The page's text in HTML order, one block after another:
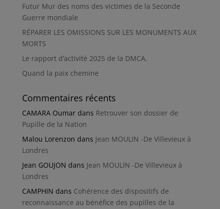
Futur Mur des noms des victimes de la Seconde
Guerre mondiale
RÉPARER LES OMISSIONS SUR LES MONUMENTS AUX
MORTS
Le rapport d’activité 2025 de la DMCA.
Quand la paix chemine
Commentaires récents
CAMARA Oumardans Retrouver son dossier de
Pupille de la Nation
Malou Lorenzon dans Jean MOULIN -De Villevieux à
Londres
Jean GOUJON dans Jean MOULIN -De Villevieux à
Londres
CAMPHIN dans Cohérence des dispositifs de
reconnaissance au bénéfice des pupilles de la